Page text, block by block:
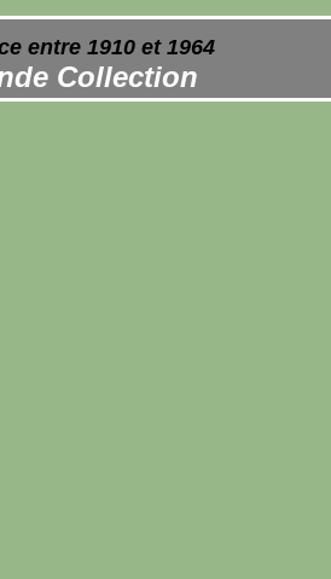
entre 1910 et 1964
Collection